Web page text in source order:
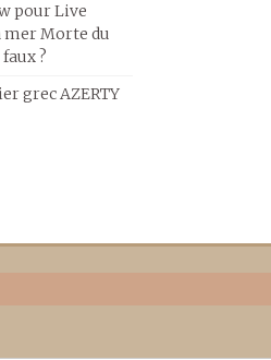
pour Live
mer Morte du
?
grec AZERTY